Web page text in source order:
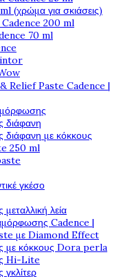
(χρώμα για σκιάσεις)
Cadence 200 ml
70 ml
Relief Paste Cadence |
διάφανη
με κόκκους
250 ml
γκέσο
λεία
Cadence |
με Diamond Effect
με κόκκους Dora perla
Hi-Lite